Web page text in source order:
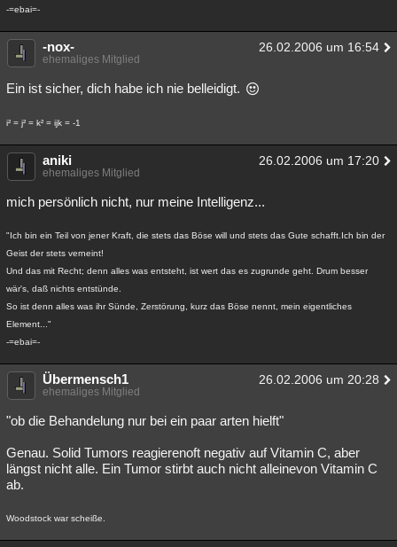
-=ebai=-
-nox- 26.02.2006 um 16:54
ehemaliges Mitglied
Ein ist sicher, dich habe ich nie belleidigt.
i² = j² = k² = ijk = -1
aniki 26.02.2006 um 17:20
ehemaliges Mitglied
mich persönlich nicht, nur meine Intelligenz...
"Ich bin ein Teil von jener Kraft, die stets das Böse will und stets das Gute schafft.Ich bin der
Geist der stets verneint!
Und das mit Recht; denn alles was entsteht, ist wert das es zugrunde geht. Drum besser
wär's, daß nichts entstünde.
So ist denn alles was ihr Sünde, Zerstörung, kurz das Böse nennt, mein eigentliches
Element..."
-=ebai=-
Übermensch1 26.02.2006 um 20:28
ehemaliges Mitglied
"ob die Behandelung nur bei ein paar arten hielft"
Genau. Solid Tumors reagierenoft negativ auf Vitamin C, aber
längst nicht alle. Ein Tumor stirbt auch nicht alleinevon Vitamin C
ab.
Woodstock war scheiße.